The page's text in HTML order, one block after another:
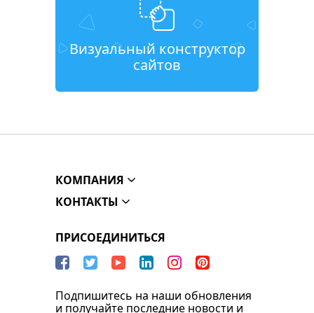
Визуальный конструктор
сайтов
КОМПАНИЯ
КОНТАКТЫ
ПРИСОЕДИНИТЬСЯ
Подпишитесь на наши обновления
и получайте последние новости и